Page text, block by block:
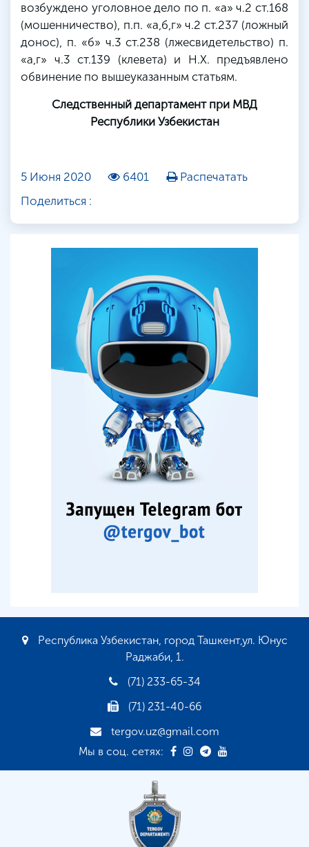
возбуждено уголовное дело по п. «а» ч.2 ст.168
(мошенничество), п.п. «а,б,г» ч.2 ст.237 (ложный
донос), п. «б» ч.3 ст.238 (лжесвидетельство) п.
«а,г» ч.3 ст.139 (клевета) и Н.Х. предъявлено
обвинение по вышеуказанным статьям.
Следственный департамент при МВД
Республики Узбекистан
5 Июня 2020 6401
Распечатать
Поделиться :
Республика Узбекистан, город Ташкент,ул. Юнус
Раджаби, 1.
(71) 233-65-34
(71) 231-40-66
tergov.uz@gmail.com
Мы в соц. сетях: